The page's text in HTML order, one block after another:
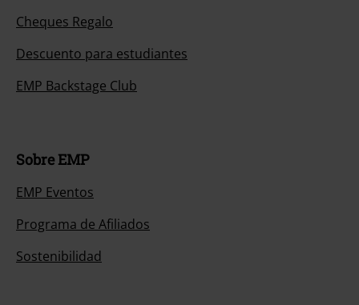
Cheques Regalo
Descuento para estudiantes
EMP Backstage Club
Sobre EMP
EMP Eventos
Programa de Afiliados
Sostenibilidad